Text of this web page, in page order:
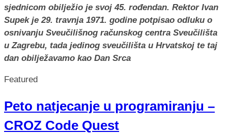
sjednicom obilježio je svoj 45. rođendan. Rektor Ivan
Supek je 29. travnja 1971. godine potpisao odluku o
osnivanju Sveučilišnog računskog centra Sveučilišta
u Zagrebu, tada jedinog sveučilišta u Hrvatskoj te taj
dan obilježavamo kao Dan Srca
Featured
Peto natjecanje u programiranju –
CROZ Code Quest